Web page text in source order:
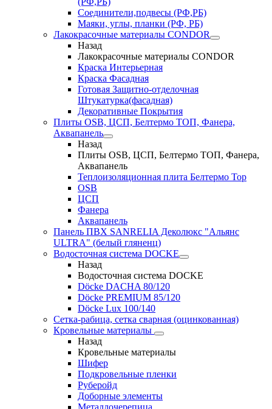
Соединители,подвесы (РФ,РБ)
Маяки, углы, планки (РФ, РБ)
Лакокрасочные материалы CONDOR
Назад
Лакокрасочные материалы CONDOR
Краска Интерьерная
Краска Фасадная
Готовая Защитно-отделочная
Штукатурка(фасадная)
Декоративные Покрытия
Плиты OSB, ЦСП, Белтермо ТОП, Фанера,
Аквапанель
Назад
Плиты OSB, ЦСП, Белтермо ТОП, Фанера,
Аквапанель
Теплоизоляционная плита Белтермо Top
OSB
ЦСП
Фанера
Аквапанель
Панель ПВХ SANRELIA Деколюкс "Альянс
ULTRA" (белый гляненц)
Водосточная система DOCKE
Назад
Водосточная система DOCKE
Döсkе DACHA 80/120
Döcke PREMIUM 85/120
Döсkе Luх 100/140
Сетка-рабица, сетка сварная (оцинкованная)
Кровельные материалы
Назад
Кровельные материалы
Шифер
Подкровельные пленки
Руберойд
Доборные элементы
Металлочерепица